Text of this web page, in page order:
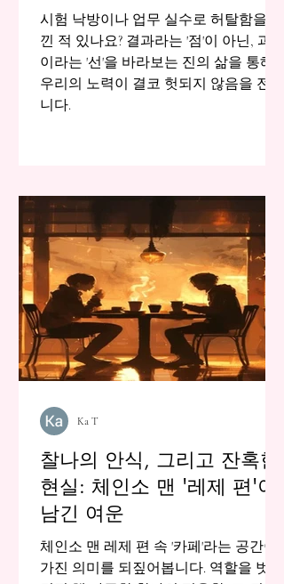
시험 낙방이나 업무 실수로 허탈함을 느
낀 적 있나요? 결과라는 '점'이 아닌, 과정
이라는 '선'을 바라보는 진의 삶을 통해,
우리의 노력이 결코 헛되지 않음을 전합
니다.
찰나의 안식, 그리고 잔혹한
현실: 체인소 맨 '레제 편'이
남긴 여운
체인소 맨 레제 편 속 '카페'라는 공간이
가진 의미를 되짚어봅니다. 역할을 벗어
Ka T